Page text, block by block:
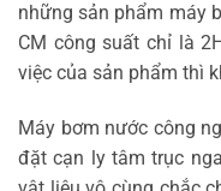
những sản phẩm máy
CM công suất chỉ là
việc của sản phẩm thì
Máy bơm nước công
đặt cạn ly tâm trục